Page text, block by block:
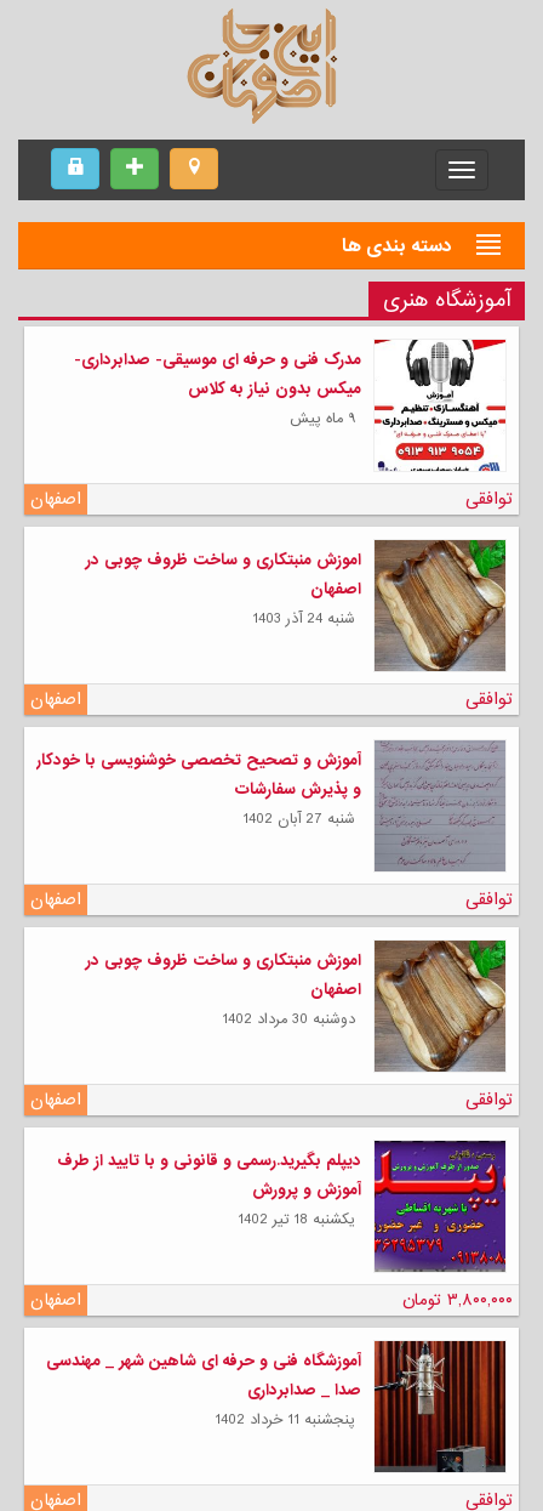
Menu
دسته بندی ها
آموزشگاه هنری
مدرک فنی و حرفه ای موسیقی- صدابرداری-
میکس بدون نیاز به کلاس
۹ ماه پیش
اصفهان توافقی
اموزش منبتکاری و ساخت ظروف چوبی در
اصفهان
شنبه 24 آذر 1403
اصفهان توافقی
آموزش و تصحیح تخصصی خوشنویسی با خودکار
و پذیرش سفارشات
شنبه 27 آبان 1402
اصفهان توافقی
اموزش منبتکاری و ساخت ظروف چوبی در
اصفهان
دوشنبه 30 مرداد 1402
اصفهان توافقی
دیپلم بگیرید.رسمی و قانونی و با تایید از طرف
آموزش و پرورش
يكشنبه 18 تیر 1402
اصفهان ۳,۸۰۰,۰۰۰ تومان
آموزشگاه فنی و حرفه ای شاهین شهر _ مهندسی
صدا _ صدابرداری
پنجشنبه 11 خرداد 1402
اصفهان توافقی